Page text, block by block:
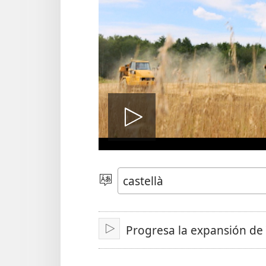
Reproduir
el
vídeo
Canviar
d'idioma
Reproduir
Progresa la expansión